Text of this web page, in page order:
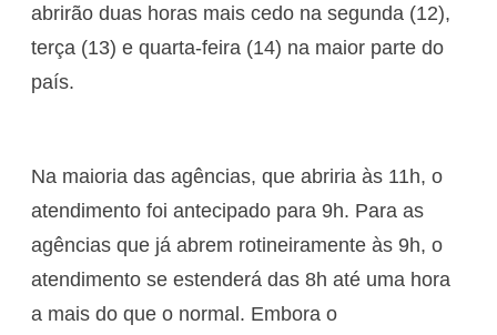
abrirão duas horas mais cedo na segunda (12),
terça (13) e quarta-feira (14) na maior parte do
país.
Na maioria das agências, que abriria às 11h, o
atendimento foi antecipado para 9h. Para as
agências que já abrem rotineiramente às 9h, o
atendimento se estenderá das 8h até uma hora
a mais do que o normal. Embora o